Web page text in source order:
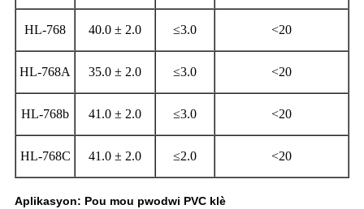
HL-768 40.0 ± 2.0 ≤3.0 <20
HL-768A 35.0 ± 2.0 ≤3.0 <20
HL-768b 41.0 ± 2.0 ≤3.0 <20
HL-768C 41.0 ± 2.0 ≤2.0 <20
Aplikasyon: Pou mou pwodwi PVC klè